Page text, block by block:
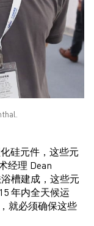
硅元件，这些元
经理 Dean
槽建成，这些元
年内全天候运
就必须确保这些